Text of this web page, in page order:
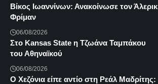
Βίκος Ιωαννίνων: Ανακοίνωσε τον Άλερικ
Φρίμαν
06/08/2026
Στο Kansas State η Τζωάνα Ταμπάκου
του Αθηναϊκού
06/08/2026
Ο Χεζόνια είπε αντίο στη Ρεάλ Μαδρίτης: